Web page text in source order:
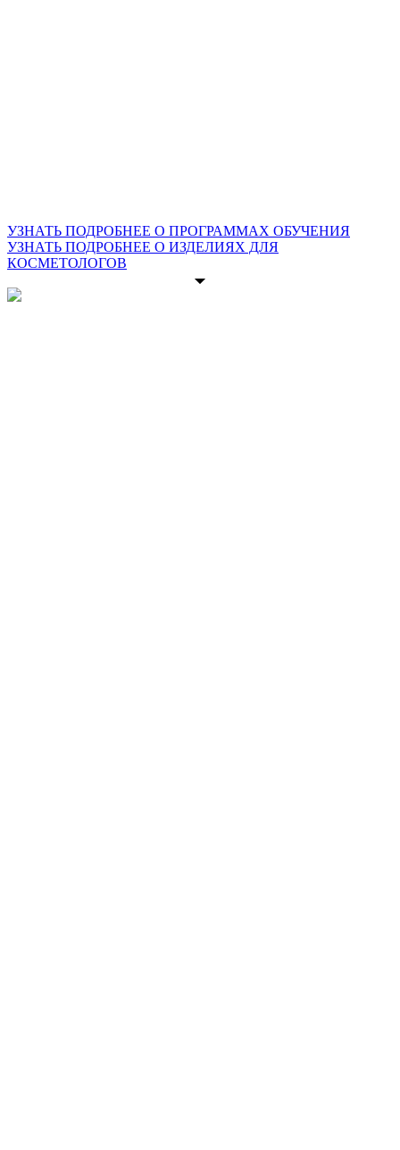
УЗНАТЬ ПОДРОБНЕЕ О ПРОГРАММАХ ОБУЧЕНИЯ
УЗНАТЬ ПОДРОБНЕЕ О ИЗДЕЛИЯХ ДЛЯ
КОСМЕТОЛОГОВ